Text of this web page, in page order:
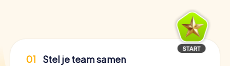
01 Stel je team samen